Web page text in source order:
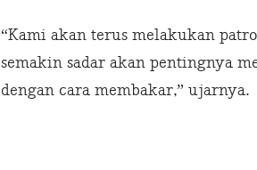
“Kami akan terus melakukan
semakin sadar akan pentingnya
dengan cara membakar,” ujarnya.